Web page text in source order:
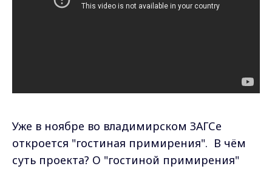
Уже в ноябре во владимирском ЗАГСе
откроется "гостиная примирения". В чём
суть проекта? О "гостиной примирения"